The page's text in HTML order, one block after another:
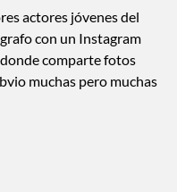
actores jóvenes del
con un Instagram
comparte fotos
muchas pero muchas